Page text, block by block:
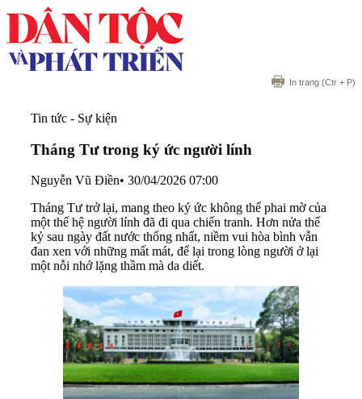
In trang (Ctr + P)
Tin tức - Sự kiện
Tháng Tư trong ký ức người lính
Nguyễn Vũ Điền• 30/04/2026 07:00
Tháng Tư trở lại, mang theo ký ức không thể phai mờ của
một thế hệ người lính đã đi qua chiến tranh. Hơn nửa thế
kỷ sau ngày đất nước thống nhất, niềm vui hòa bình vẫn
đan xen với những mất mát, để lại trong lòng người ở lại
một nỗi nhớ lặng thầm mà da diết.